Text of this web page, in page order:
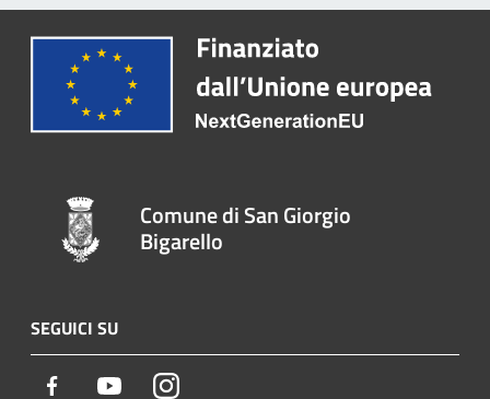
Comune di San Giorgio
Bigarello
SEGUICI SU
Facebook YoutubeInstagram